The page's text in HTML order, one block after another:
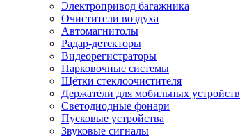
Электропривод багажника
Очистители воздуха
Автомагнитолы
Радар-детекторы
Видеорегистраторы
Парковочные системы
Щётки стеклоочистителя
Держатели для мобильных устройств
Светодиодные фонари
Пусковые устройства
Звуковые сигналы